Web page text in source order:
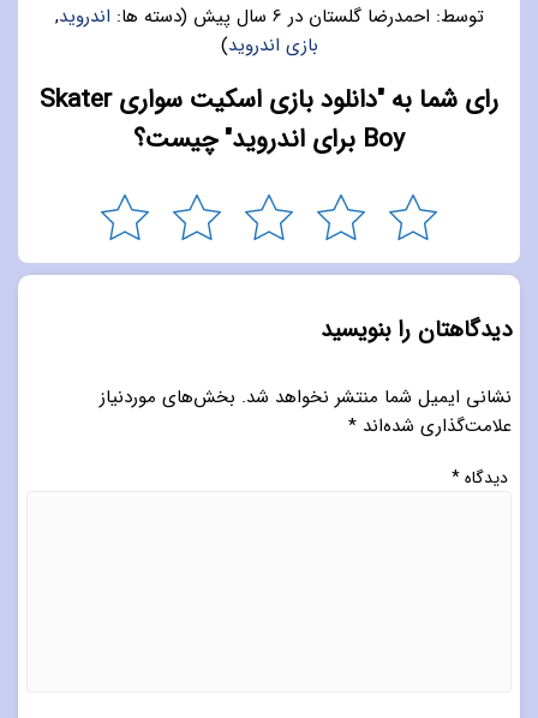
توسط: احمدرضا گلستان در 6 سال پیش (دسته ها: اندروید,
بازی اندروید)
رای شما به "دانلود بازی اسکیت سواری Skater
Boy برای اندروید" چیست؟
دیدگاهتان را بنویسید
نشانی ایمیل شما منتشر نخواهد شد. بخش‌های موردنیاز
علامت‌گذاری شده‌اند *
دیدگاه*